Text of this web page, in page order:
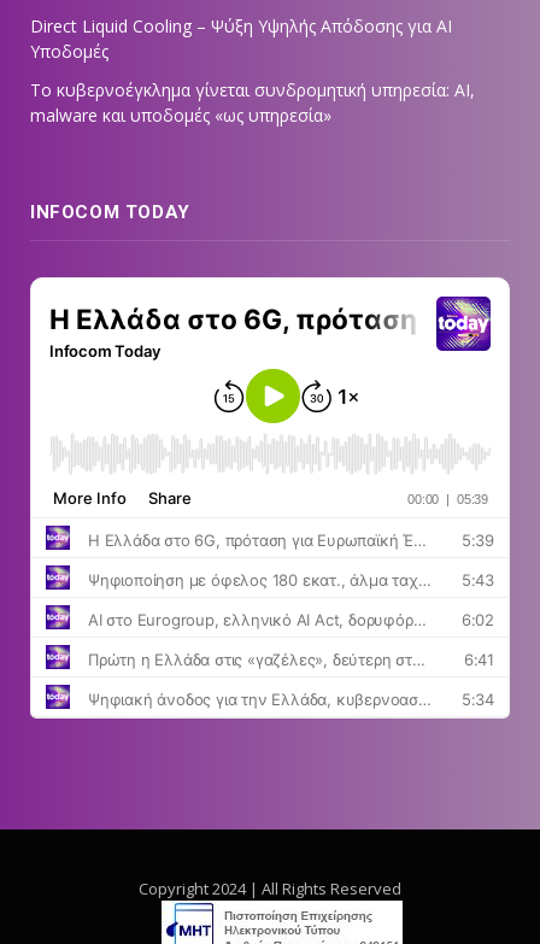
Direct Liquid Cooling – Ψύξη Υψηλής Απόδοσης για AI
Υποδομές
Το κυβερνοέγκλημα γίνεται συνδρομητική υπηρεσία: AI,
malware και υποδομές «ως υπηρεσία»
INFOCOM TODAY
Copyright 2024 | All Rights Reserved